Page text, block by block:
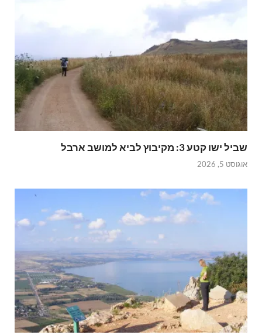
שביל ישו קטע 3: מקיבוץ לביא למושב ארבל
אוגוסט 5, 2026